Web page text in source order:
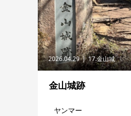
2026.04.29 17.金山城
金山城跡
ヤンマー